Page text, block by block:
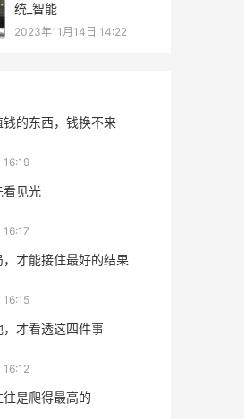
统_智能
2023年11月14日 14:22
钱的东西，钱换不来
看见光
才能接住最好的结果
才看透这四件事
是爬得最高的